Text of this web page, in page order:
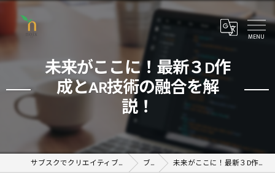
未来がここに！最新３D作
成とAR技術の融合を解
説！
サブスクでクリエイティブが学べるオンラインスクール ブログ 未来がここに！最新３D作成とAR技術の融合を解説！